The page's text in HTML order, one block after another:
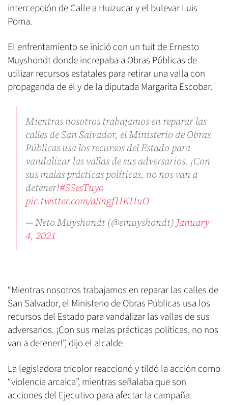
intercepción de Calle a Huizucar y el bulevar Luis
Poma.
El enfrentamiento se inició con un tuit de Ernesto
Muyshondt donde increpaba a Obras Públicas de
utilizar recursos estatales para retirar una valla con
propaganda de él y de la diputada Margarita Escobar.
Mientras nosotros trabajamos en reparar las
calles de San Salvador, el Ministerio de Obras
Públicas usa los recursos del Estado para
vandalizar las vallas de sus adversarios. ¡Con
sus malas prácticas políticas, no nos van a
detener!#SSesTuyo
pic.twitter.com/aSngfHKHuO
— Neto Muyshondt (@emuyshondt) January
4, 2021
“Mientras nosotros trabajamos en reparar las calles de
San Salvador, el Ministerio de Obras Públicas usa los
recursos del Estado para vandalizar las vallas de sus
adversarios. ¡Con sus malas prácticas políticas, no nos
van a detener!”, dijo el alcalde.
La legisladora tricolor reaccionó y tildó la acción como
“violencia arcaica”, mientras señalaba que son
acciones del Ejecutivo para afectar la campaña.